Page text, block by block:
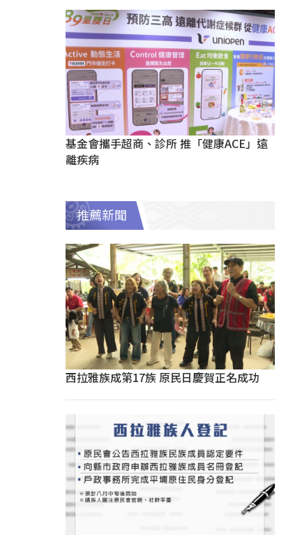
基金會攜手超商、診所 推「健康ACE」遠
離疾病
推薦新聞
西拉雅族成第17族 原民日慶賀正名成功